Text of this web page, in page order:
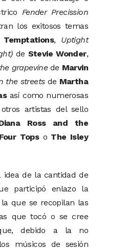
Fender Precission
los exitosos temas
Temptations, Uptight
de Stevie Wonder,
grapevinede Marvin
the streetsde Martha
así como numerosas
artistas del sello
Ross and the
Topso The Isley
idea de la cantidad de
participó enlazo la
que se recopilan las
que tocó o se cree
debido a la no
músicos de sesión